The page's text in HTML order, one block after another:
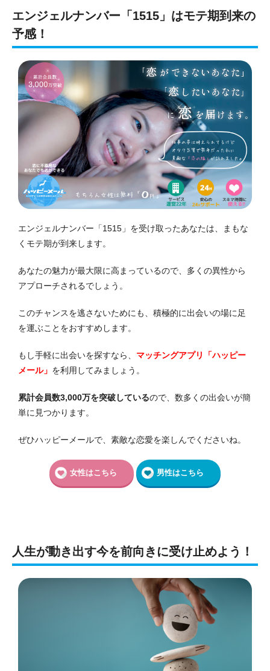
エンジェルナンバー「1515」はモテ期到来の
予感！
エンジェルナンバー「1515」を受け取ったあなたは、まもな
くモテ期が到来します。
あなたの魅力が最大限に高まっているので、多くの異性から
アプローチされるでしょう。
このチャンスを逃さないためにも、積極的に出会いの場に足
を運ぶことをおすすめします。
もし手軽に出会いを探すなら、 マッチングアプリ「ハッピー
メール」 を利用してみましょう。
累計会員数3,000万を突破しているので、数多くの出会いが簡
単に見つかります。
ぜひハッピーメールで、素敵な恋愛を楽しんでくださいね。
女性はこちら 男性はこちら
人生が動き出す今を前向きに受け止めよう！